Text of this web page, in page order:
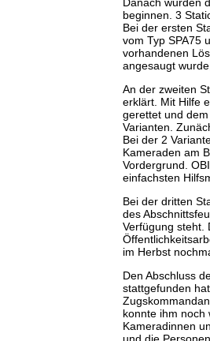
beginnen. 3
Bei der ersten
vom Typ SPA75
vorhandenen
angesaugt
An der zweiten
erklärt. Mit Hilfe
gerettet und
Varianten.
Bei der 2
Kameraden am
Vordergrund.
einfachsten
Bei der dritten
des
Verfügung steht.
im Herbst
Den Abschluss
stattgefunden
konnte ihm noch
Kameradinnen